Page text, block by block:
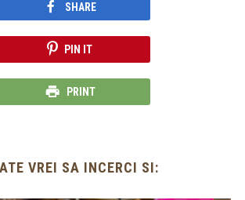
SHARE
PIN IT
PRINT
VREI SA INCERCI SI: